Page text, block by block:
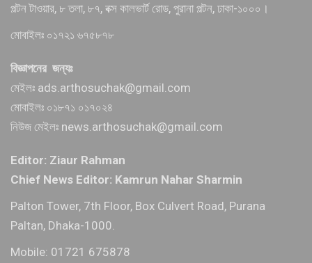
পল্টন টাওয়ার, ৮ তলা, ৮৭, বক্স কালভার্ট রোড, পুরানা পল্টন, ঢাকা-১০০০।
মোবাইলঃ ০১৭২১ ৬৭৫৮৭৮
বিজ্ঞাপনের জন্যঃ
মেইলঃ ads.arthosuchak@gmail.com
মোবাইলঃ ০১৮৭১ ০১৭০২৪
নিউজ মেইলঃ news.arthosuchak@gmail.com
Editor: Ziaur Rahman
Chief News Editor: Kamrun Nahar Sharmin
Palton Tower, 7th Floor, Box Culvert Road, Purana
Paltan, Dhaka-1000.
Mobile: 01721 675878